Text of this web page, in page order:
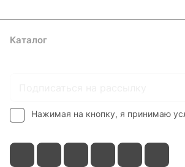
Каталог
Нажимая на кнопку, я принимаю